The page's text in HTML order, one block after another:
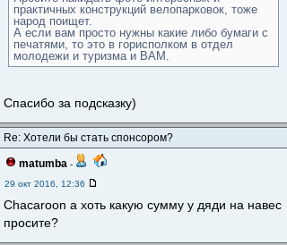
практичных конструкций велопарковок, тоже
народ поищет.
А если вам просто нужны какие либо бумаги с
печатями, то это в горисполком в отдел
молодежи и туризма и ВАМ.
Спасибо за подсказку)
Re: Хотели бы стать спонсором?
matumba -
29 окт 2016, 12:36
Chacaroon а хоть какую сумму у дяди на навес
просите?